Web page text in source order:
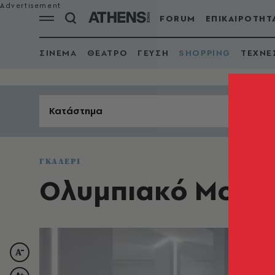
FORUM
ΣΙΝΕΜΑ ΘΕΑΤΡΟ ΓΕΥΣΗ SHOPPING
Κατάστημα
ΓΚΑΛΕΡΙ
Ολυμπιακό